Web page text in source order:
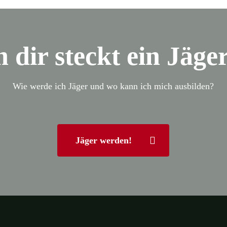
dir steckt ein
Wie werde ich Jäger und wo kann ich mich ausbilden?
Jäger werden!